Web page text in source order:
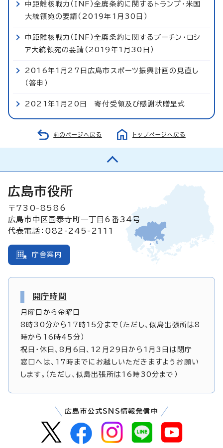
中距離核戦力（INF）全廃条約に関するトランプ・米国
大統領宛の要請（2019年1月30日）
中距離核戦力（INF）全廃条約に関するプーチン・ロシ
ア大統領宛の要請（2019年1月30日）
2016年1月27日広島市スポーツ振興計画の見直し
（答申）
2021年1月20日 寄付受領及び感謝状贈呈式
前のページへ戻る トップページへ戻る
広島市役所
〒730-8586
広島市中区国泰寺町一丁目6番34号
代表電話：082-245-2111
庁舎案内
開庁時間
月曜日から金曜日
8時30分から17時15分まで（ただし、似島出張所は8
時から16時45分）
祝日・休日、8月6日、12月29日から1月3日は閉庁
窓口へは、17時までにお越しいただきますようお願い
します。（ただし、似島出張所は16時30分まで）
広島市公式SNS情報発信中